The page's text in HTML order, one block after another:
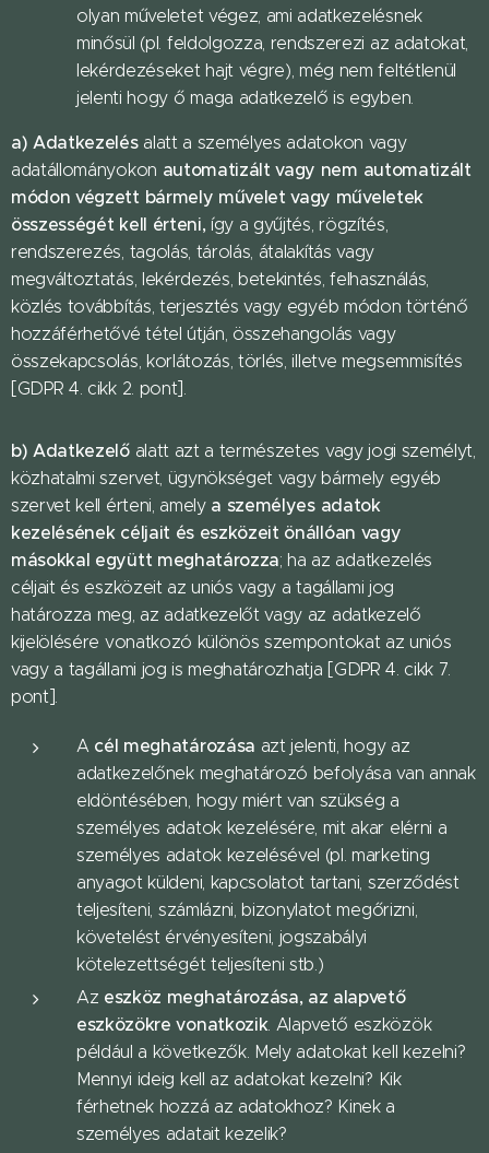
olyan műveletet végez, ami adatkezelésnek
minősül (pl. feldolgozza, rendszerezi az adatokat,
lekérdezéseket hajt végre), még nem feltétlenül
jelenti hogy ő maga adatkezelő is egyben.
a) Adatkezelés alatt a személyes adatokon vagy
adatállományokon automatizált vagy nem automatizált
módon végzett bármely művelet vagy műveletek
összességét kell érteni, így a gyűjtés, rögzítés,
rendszerezés, tagolás, tárolás, átalakítás vagy
megváltoztatás, lekérdezés, betekintés, felhasználás,
közlés továbbítás, terjesztés vagy egyéb módon történő
hozzáférhetővé tétel útján, összehangolás vagy
összekapcsolás, korlátozás, törlés, illetve megsemmisítés
[GDPR 4. cikk 2. pont].
b) Adatkezelő alatt azt a természetes vagy jogi személyt,
közhatalmi szervet, ügynökséget vagy bármely egyéb
szervet kell érteni, amely a személyes adatok
kezelésének céljait és eszközeit önállóan vagy
másokkal együtt meghatározza; ha az adatkezelés
céljait és eszközeit az uniós vagy a tagállami jog
határozza meg, az adatkezelőt vagy az adatkezelő
kijelölésére vonatkozó különös szempontokat az uniós
vagy a tagállami jog is meghatározhatja [GDPR 4. cikk 7.
pont].
A cél meghatározása azt jelenti, hogy az
adatkezelőnek meghatározó befolyása van annak
eldöntésében, hogy miért van szükség a
személyes adatok kezelésére, mit akar elérni a
személyes adatok kezelésével (pl. marketing
anyagot küldeni, kapcsolatot tartani, szerződést
teljesíteni, számlázni, bizonylatot megőrizni,
követelést érvényesíteni, jogszabályi
kötelezettségét teljesíteni stb.)
Az eszköz meghatározása, az alapvető
eszközökre vonatkozik. Alapvető eszközök
például a következők. Mely adatokat kell kezelni?
Mennyi ideig kell az adatokat kezelni? Kik
férhetnek hozzá az adatokhoz? Kinek a
személyes adatait kezelik?